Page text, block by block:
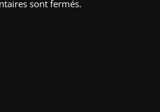
sont fermés.